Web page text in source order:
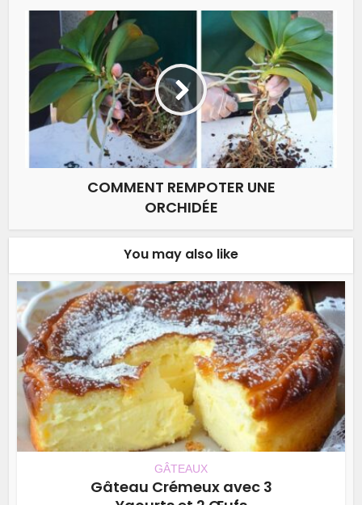
COMMENT REMPOTER UNE
ORCHIDÉE
You may also like
GÂTEAUX
Gâteau Crémeux avec 3